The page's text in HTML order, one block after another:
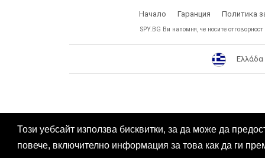
Този уебсайт използва бисквитки, за да може да
повече, включително информация за това как да ги
Начало Гаранция Политика
SPY.BG Ви напомня, че носите
Ελλάδα